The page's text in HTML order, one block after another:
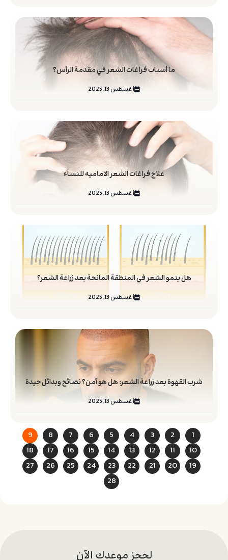
ما أسباب فراغات الشعر في مقدمة الرأس؟
أغسطس 13, 2025
علاج فراغات الشعر الاماميه للنساء
أغسطس 13, 2025
هل ينمو الشعر في المنطقة المانحة بعد زراعة الشعر؟
أغسطس 13, 2025
شرب القهوة بعد زراعة الشعر: هل هو آمن؟ نصائح وبدائل جيدة
أغسطس 13, 2025
1
2
3
4
5
6
7
8
9
10
11
12
13
14
15
16
17
18
19
20
21
22
23
24
25
26
27
28
لحجز موعدك الآن